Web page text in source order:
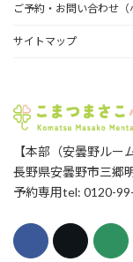
ご予約・お問い合わせ（
サイトマップ
【本部（安曇野ルー
長野県安曇野市三郷
予約専用tel: 0120-